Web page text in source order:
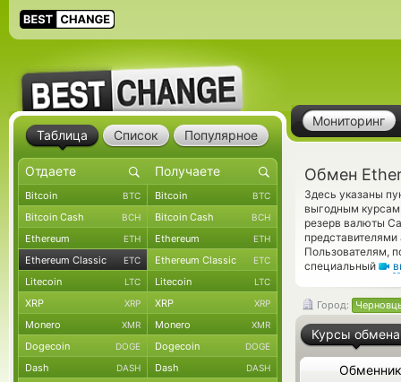
Мониторинг
Обмен
Здесь указаны
выгодным
резерв валюты
Пользователям,
специальный
Город:
Курсы обмена
Обменник
Таблица Список Популярное
Bitcoin BTC Bitcoin BTC
Bitcoin Cash BCH Bitcoin Cash BCH
Ethereum ETH Ethereum ETH
Ethereum Classic ETC Ethereum Classic ETC
Litecoin LTC Litecoin LTC
XRP XRP XRP XRP
Monero XMR Monero XMR
Dogecoin DOGE Dogecoin DOGE
Dash DASH Dash DASH